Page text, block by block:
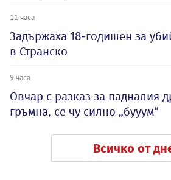
11 часа
Задържаха 18-годишен за
в Странско
9 часа
Овчар с разказ за падналия
гръмна, се чу силно „бууум“
Всичко от